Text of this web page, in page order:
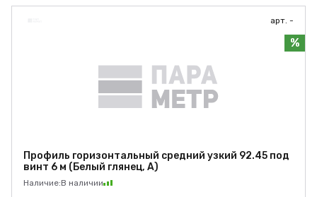
арт. -
%
Профиль горизонтальный средний узкий 92.45 под
винт 6 м (Белый глянец, А)
Наличие:В наличии